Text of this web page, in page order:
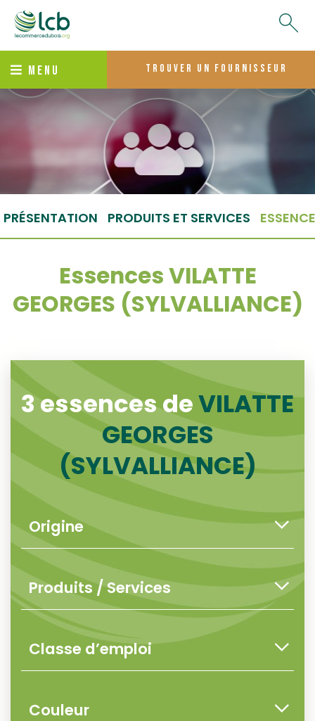
MENU trouver un fournisseur
PRÉSENTATION PRODUITS ET SERVICES
Essences VILATTE
GEORGES (SYLVALLIANCE)
3 essences deVILATTE
GEORGES
(SYLVALLIANCE)